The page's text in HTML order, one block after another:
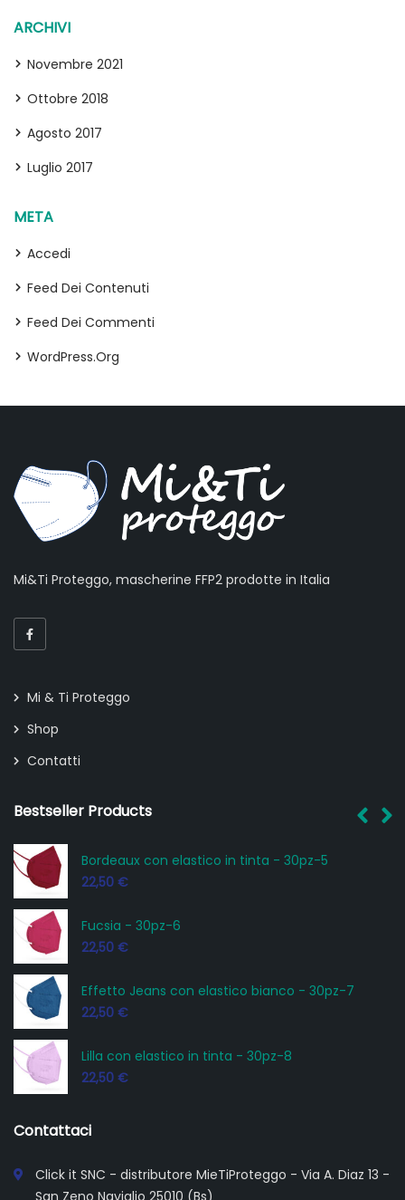
ARCHIVI
Novembre 2021
Ottobre 2018
Agosto 2017
Luglio 2017
META
Accedi
Feed Dei Contenuti
Feed Dei Commenti
WordPress.org
Mi&Ti Proteggo, mascherine FFP2 prodotte in Italia
Mi & Ti Proteggo
Shop
Contatti
Bestseller Products
Bordeaux con elastico in tinta - 30pz-5
22,50 €
Fucsia - 30pz-6
22,50 €
Effetto Jeans con elastico bianco - 30pz-7
22,50 €
Lilla con elastico in tinta - 30pz-8
22,50 €
Contattaci
Click it SNC - distributore MieTiProteggo - Via A. Diaz 13 -
San Zeno Naviglio 25010 (Bs)